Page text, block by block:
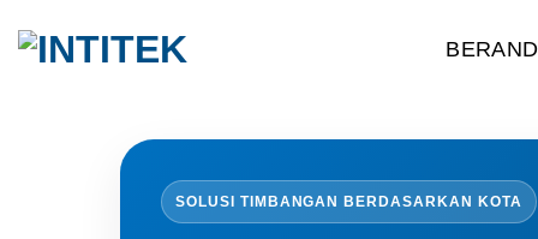
SOLUSI TIMBANGAN BERDASARKAN KOTA